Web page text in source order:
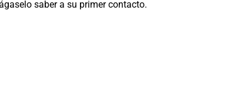
saber a su primer contacto.